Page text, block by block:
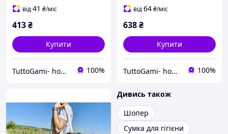
від41 ₴/міс
413₴
Купити
TuttoGami- home textiles 100%
від64₴/міс
638₴
Купити
TuttoGami- home textiles 100%
Дивись також
Шопер
Сумка для гігієни